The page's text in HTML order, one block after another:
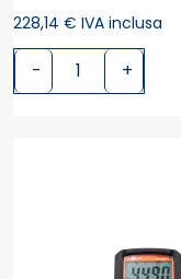
228,14 € IVA inclusa
- +